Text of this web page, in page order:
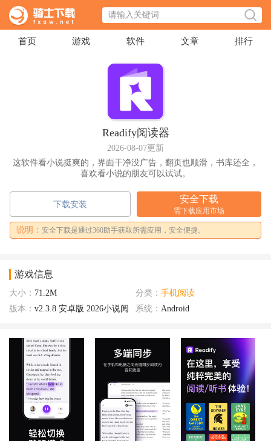
首页 游戏 软件 文章 排行
Readify阅读器
2026-08-07更新
这软件看小说挺爽的，界面干净没广告，翻页也顺滑，书库还全，
喜欢看小说的朋友可以试试。
下载安装
安全下载
需下载应用市场
说明： 安全下载是通过360助手获取所需应用，安全便捷。
游戏信息
大小： 71.2M 分类： 手机阅读
版本： v2.3.8 安卓版 2026小说阅
系统： Android